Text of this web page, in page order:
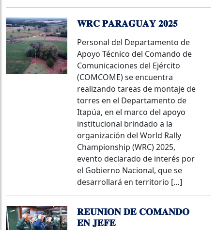
𝐖𝐑𝐂 𝐏𝐀𝐑𝐀𝐆𝐔𝐀𝐘 𝟐𝟎𝟐𝟓
Personal del Departamento de
Apoyo Técnico del Comando de
Comunicaciones del Ejército
(COMCOME) se encuentra
realizando tareas de montaje de
torres en el Departamento de
Itapúa, en el marco del apoyo
institucional brindado a la
organización del World Rally
Championship (WRC) 2025,
evento declarado de interés por
el Gobierno Nacional, que se
desarrollará en territorio […]
𝐑𝐄𝐔𝐍𝐈𝐎𝐍 𝐃𝐄 𝐂𝐎𝐌𝐀𝐍𝐃𝐎
𝐄𝐍 𝐉𝐄𝐅𝐄